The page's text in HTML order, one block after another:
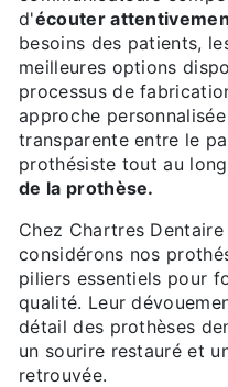
d'écouter
besoins des patients,
meilleures options
processus de
approche
transparente entre le
prothésiste tout au
de la prothèse.
Chez Chartres
considérons nos
piliers essentiels pour
qualité. Leur
détail des prothèses
un sourire restauré et
retrouvée.